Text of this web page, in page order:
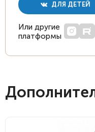
ДЛЯ ДЕТЕЙ
Или другие
платформы